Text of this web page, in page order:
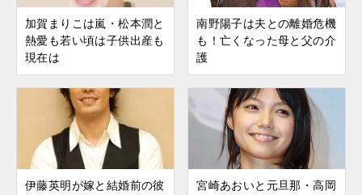
加賀まりこは嵐・松本潤と
熱愛も若い頃は子供出産も
現在は
南野陽子は夫との離婚危機
も！亡くなった母と父の介
護
伊藤英明が嫁と結婚前の彼
宮崎あおいと元旦那・高岡